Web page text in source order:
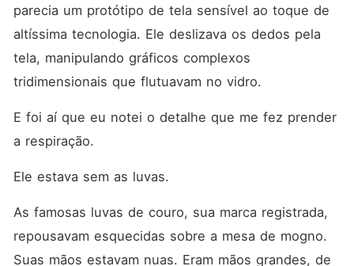
parecia um protótipo de tela sensível ao toque de
altíssima tecnologia. Ele deslizava os dedos pela
tela, manipulando gráficos complexos
tridimensionais que flutuavam no vidro.
E foi aí que eu notei o detalhe que me fez prender
a respiração.
Ele estava sem as luvas.
As famosas luvas de couro, sua marca registrada,
repousavam esquecidas sobre a mesa de mogno.
Suas mãos estavam nuas. Eram mãos grandes, de